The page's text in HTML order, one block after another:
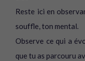
Reste ici en
souffle, ton mental.
Observe ce qui a
que tu as parcouru